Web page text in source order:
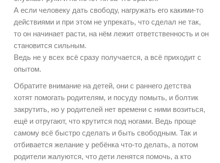
А если человеку дать свободу, нагружать его какими-то
действиями и при этом не упрекать, что сделал не так,
то он начинает расти, на нём лежит ответственность и он
становится сильным.
Ведь не у всех всё сразу получается, а всё приходит с
опытом.
Обратите внимание на детей, они с раннего детства
хотят помогать родителям, и посуду помыть, и болтик
закрутить, но у родителей нет времени с ними возиться,
ещё и отругают, что крутится под ногами. Ведь проще
самому всё быстро сделать и быть свободным. Так и
отбивается желание у ребёнка что-то делать, а потом
родители жалуются, что дети ленятся помочь, а кто